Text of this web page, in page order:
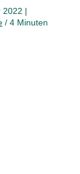
|
/ 4 Minuten